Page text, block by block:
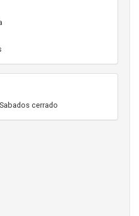
cerrado